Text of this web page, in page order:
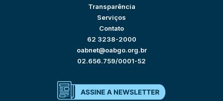
Transparência
Serviços
Contato
62 3238-2000
oabnet@oabgo.org.br
02.656.759/0001-52